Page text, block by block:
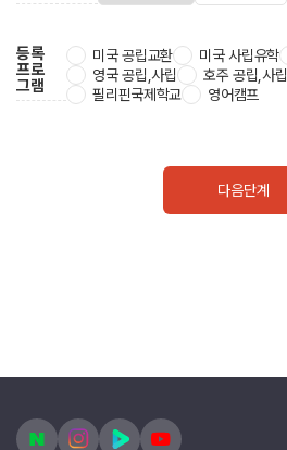
등록
프로
그램
미국 공립교환 미국 사립유학
영국 공립,사립
호주 공립,사립
필리핀국제학교
영어캠프
다음단계